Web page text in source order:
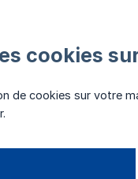
cookies
cookies sur votre